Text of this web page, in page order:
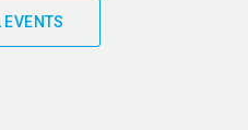
EVENTS